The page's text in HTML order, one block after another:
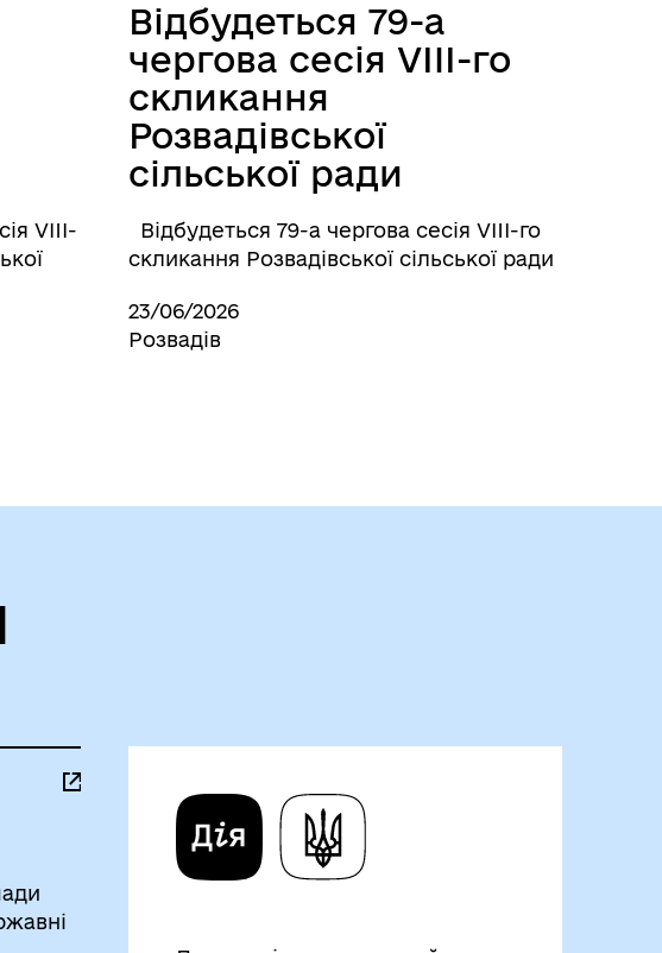
VIII-
Відбудеться 79-а
чергова сесія VIII-го
скликання
Розвадівської
сільської ради
Відбудеться 79-а чергова сесія VIII-го
скликання Розвадівської сільської ради
23/06/2026
Розвадів